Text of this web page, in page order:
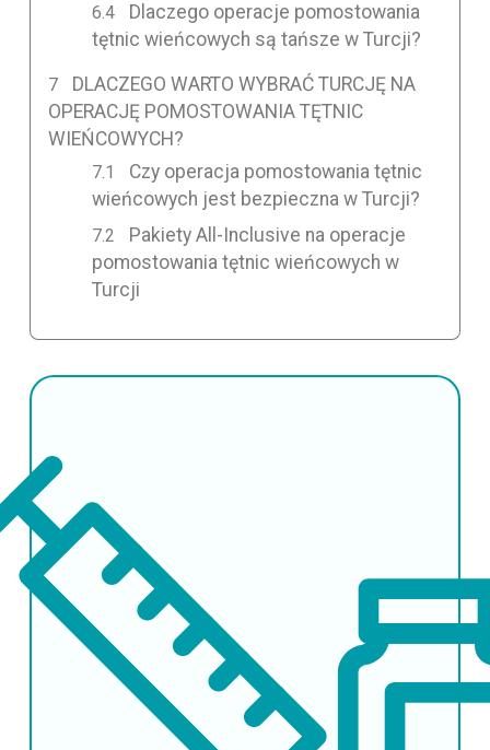
Dlaczego operacje pomostowania
tętnic wieńcowych są tańsze w Turcji?
DLACZEGO WARTO WYBRAĆ TURCJĘ NA
OPERACJĘ POMOSTOWANIA TĘTNIC
WIEŃCOWYCH?
Czy operacja pomostowania tętnic
wieńcowych jest bezpieczna w Turcji?
Pakiety All-Inclusive na operacje
pomostowania tętnic wieńcowych w
Turcji